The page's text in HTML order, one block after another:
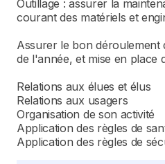
Outillage : assurer la
courant des matériels et
Assurer le bon déroulement
de l'année, et mise en place
Relations aux élues et élus
Relations aux usagers
Organisation de son activité
Application des règles de
Application des règles de